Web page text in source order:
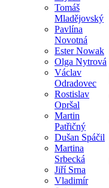
Tomáš
Mladějovský
Pavlína
Novotná
Ester Nowak
Olga Nytrová
Václav
Odradovec
Rostislav
Opršal
Martin
Patřičný
Dušan Spáčil
Martina
Srbecká
Jiří Srna
Vladimír